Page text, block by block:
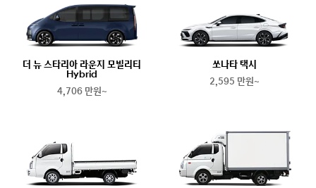
더 뉴 스타리아 라운지 모빌리티
Hybrid
4,706 만원~
쏘나타 택시
2,595 만원~